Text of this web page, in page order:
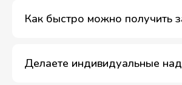
Как быстро можно получить
Делаете индивидуальные